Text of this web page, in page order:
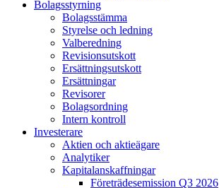
Bolagsstyrning
Bolagsstämma
Styrelse och ledning
Valberedning
Revisionsutskott
Ersättningsutskott
Ersättningar
Revisorer
Bolagsordning
Intern kontroll
Investerare
Aktien och aktieägare
Analytiker
Kapitalanskaffningar
Företrädesemission Q3 2026